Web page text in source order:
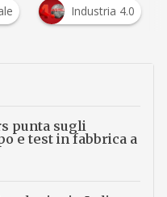
Industria 4.0
punta sugli
e test in fabbrica a